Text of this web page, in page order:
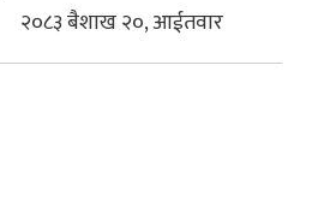
२०८३ बैशाख २०, आईतवार